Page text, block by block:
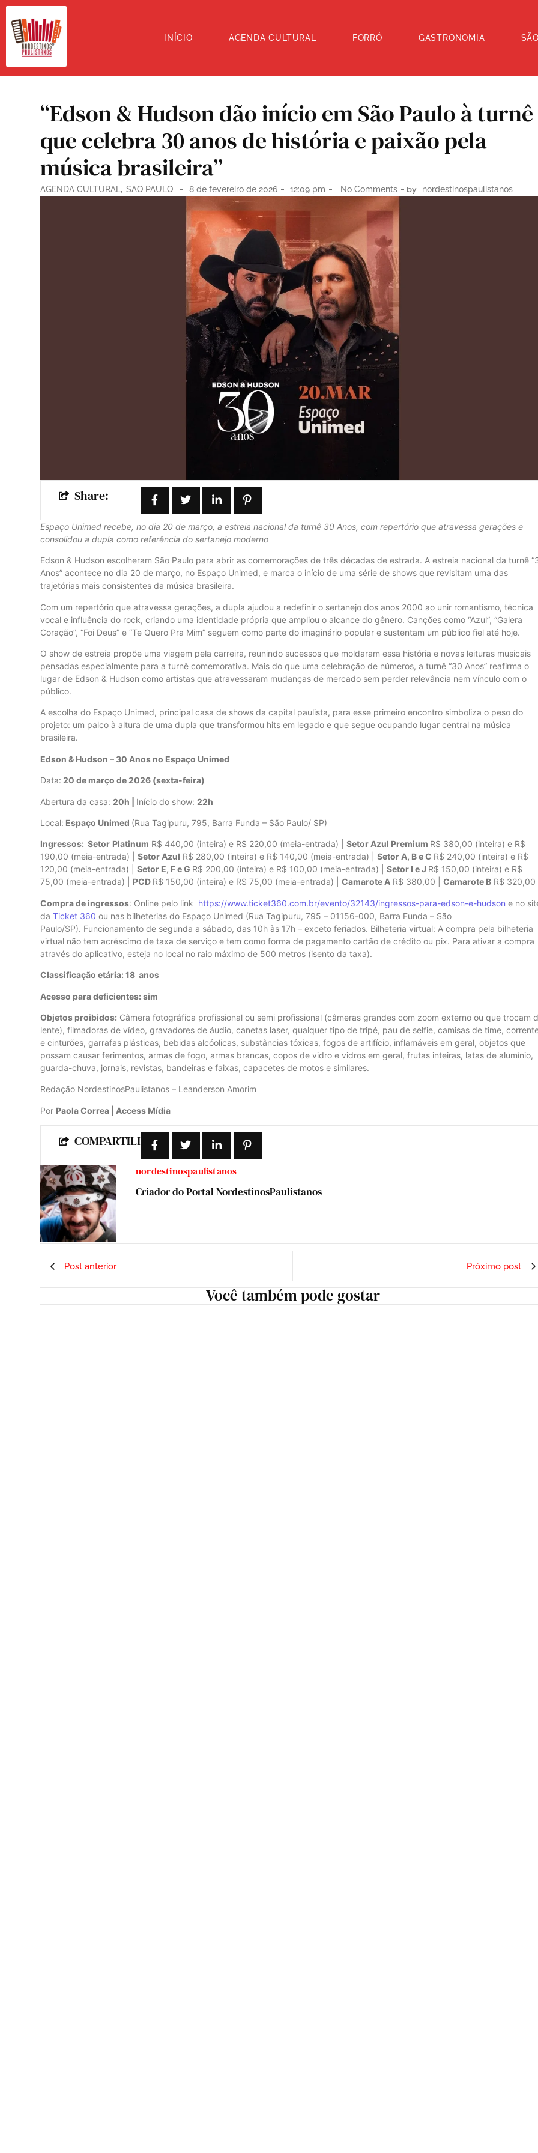
INÍCIO AGENDA CULTURAL FORRÓ GASTRONOMIA
“Edson & Hudson dão início em São Paulo à turnê
que celebra 30 anos de história e paixão pela
música brasileira”
AGENDA CULTURAL , SAO PAULO - 8 de fevereiro de 2026 - 12:09 pm - No Comments - by nordestinospaulistanos
Share:
Espaço Unimed recebe, no dia 20 de março, a estreia nacional da turnê 30 Anos, com repertório que atravessa gerações e
consolidou a dupla como referência do sertanejo moderno
Edson & Hudson escolheram São Paulo para abrir as comemorações de três décadas de estrada. A estreia nacional da turnê
Anos” acontece no dia 20 de março, no Espaço Unimed, e marca o início de uma série de shows que revisitam uma das
trajetórias mais consistentes da música brasileira.
Com um repertório que atravessa gerações, a dupla ajudou a redefinir o sertanejo dos anos 2000 ao unir romantismo, técnica
vocal e influência do rock, criando uma identidade própria que ampliou o alcance do gênero. Canções como “Azul”, “Galera
Coração”, “Foi Deus” e “Te Quero Pra Mim” seguem como parte do imaginário popular e sustentam um público fiel até hoje.
O show de estreia propõe uma viagem pela carreira, reunindo sucessos que moldaram essa história e novas leituras musicais
pensadas especialmente para a turnê comemorativa. Mais do que uma celebração de números, a turnê “30 Anos” reafirma o
lugar de Edson & Hudson como artistas que atravessaram mudanças de mercado sem perder relevância nem vínculo com o
público.
A escolha do Espaço Unimed, principal casa de shows da capital paulista, para esse primeiro encontro simboliza o peso do
projeto: um palco à altura de uma dupla que transformou hits em legado e que segue ocupando lugar central na música
brasileira.
Edson & Hudson – 30 Anos no Espaço Unimed
Data: 20 de março de 2026 (sexta-feira)
Abertura da casa: 20h | Início do show: 22h
Local: Espaço Unimed (Rua Tagipuru, 795, Barra Funda – São Paulo/ SP)
Ingressos: Setor Platinum R$ 440,00 (inteira) e R$ 220,00 (meia-entrada) | Setor Azul Premium R$ 380,00 (inteira) e R$
190,00 (meia-entrada) | Setor Azul R$ 280,00 (inteira) e R$ 140,00 (meia-entrada) | Setor A, B e C R$ 240,00 (inteira) e R$
120,00 (meia-entrada) | Setor E, F e G R$ 200,00 (inteira) e R$ 100,00 (meia-entrada) | Setor I e J R$ 150,00 (inteira) e R$
75,00 (meia-entrada) | PCD R$ 150,00 (inteira) e R$ 75,00 (meia-entrada) | Camarote A R$ 380,00 | Camarote B R$ 320,00
Compra de ingressos: Online pelo link https://www.ticket360.com.br/evento/32143/ingressos-para-edson-e-hudson e no
da Ticket 360 ou nas bilheterias do Espaço Unimed (Rua Tagipuru, 795 – 01156-000, Barra Funda – São
Paulo/SP). Funcionamento de segunda a sábado, das 10h às 17h – exceto feriados. Bilheteria virtual: A compra pela bilheteria
virtual não tem acréscimo de taxa de serviço e tem como forma de pagamento cartão de crédito ou pix. Para ativar a compra
através do aplicativo, esteja no local no raio máximo de 500 metros (isento da taxa).
Classificação etária: 18 anos
Acesso para deficientes: sim
Objetos proibidos: Câmera fotográfica profissional ou semi profissional (câmeras grandes com zoom externo ou que trocam
lente), filmadoras de vídeo, gravadores de áudio, canetas laser, qualquer tipo de tripé, pau de selfie, camisas de time,
e cinturões, garrafas plásticas, bebidas alcóolicas, substâncias tóxicas, fogos de artifício, inflamáveis em geral, objetos que
possam causar ferimentos, armas de fogo, armas brancas, copos de vidro e vidros em geral, frutas inteiras, latas de alumínio,
guarda-chuva, jornais, revistas, bandeiras e faixas, capacetes de motos e similares.
Redação NordestinosPaulistanos – Leanderson Amorim
Por Paola Correa | Access Mídia
COMPARTILHE:
nordestinospaulistanos
Criador do Portal NordestinosPaulistanos
Post anterior Próximo post
Você também pode gostar